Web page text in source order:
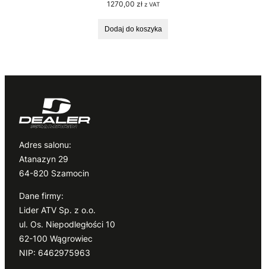
1270,00 zł z VAT
Dodaj do koszyka
Adres salonu:
Atanazyn 29
64-820 Szamocin
Dane firmy:
Lider ATV Sp. z o.o.
ul. Os. Niepodległości 10
62-100 Wągrowiec
NIP: 6462975963